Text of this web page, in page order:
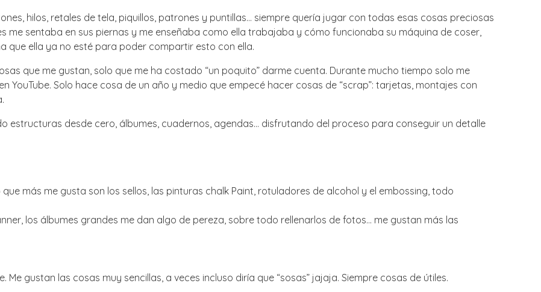
hilos, retales de tela, piquillos, patrones y puntillas… siempre quería jugar con todas esas cosas preciosas
me sentaba en sus piernas y me enseñaba como ella trabajaba y cómo funcionaba su máquina de coser,
que ella ya no esté para poder compartir esto con ella.
que me gustan, solo que me ha costado “un poquito” darme cuenta. Durante mucho tiempo solo me
YouTube. Solo hace cosa de un año y medio que empecé hacer cosas de “scrap”: tarjetas, montajes con
estructuras desde cero, álbumes, cuadernos, agendas… disfrutando del proceso para conseguir un detalle
más me gusta son los sellos, las pinturas chalk Paint, rotuladores de alcohol y el embossing, todo
los álbumes grandes me dan algo de pereza, sobre todo rellenarlos de fotos… me gustan más las
Me gustan las cosas muy sencillas, a veces incluso diría que “sosas” jajaja. Siempre cosas de útiles.